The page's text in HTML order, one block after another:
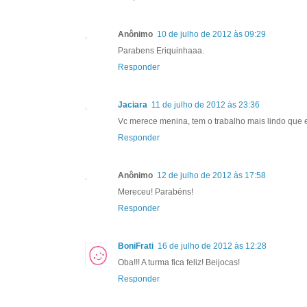
Anônimo 10 de julho de 2012 às 09:29
Parabens Eriquinhaaa.
Responder
Jaciara 11 de julho de 2012 às 23:36
Vc merece menina, tem o trabalho mais lindo que
Responder
Anônimo 12 de julho de 2012 às 17:58
Mereceu! Parabéns!
Responder
BoniFrati 16 de julho de 2012 às 12:28
Oba!!! A turma fica feliz! Beijocas!
Responder